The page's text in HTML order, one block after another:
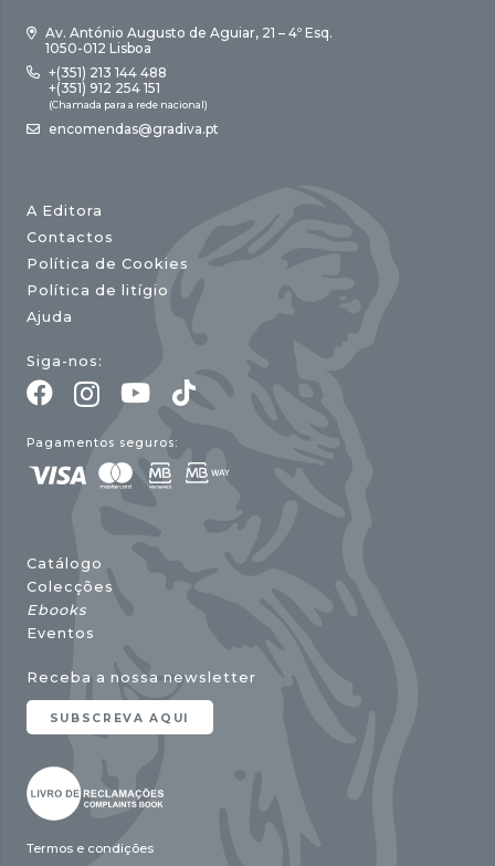
Av. António Augusto de Aguiar, 21 – 4º Esq.
1050-012 Lisboa
+(351) 213 144 488
+(351) 912 254 151
(Chamada para a rede nacional)
encomendas@gradiva.pt
A Editora
Contactos
Política de Cookies
Política de litígio
Ajuda
Siga-nos:
Pagamentos seguros:
Catálogo
Colecções
Ebooks
Eventos
Receba a nossa newsletter
SUBSCREVA AQUI
Termos e condições